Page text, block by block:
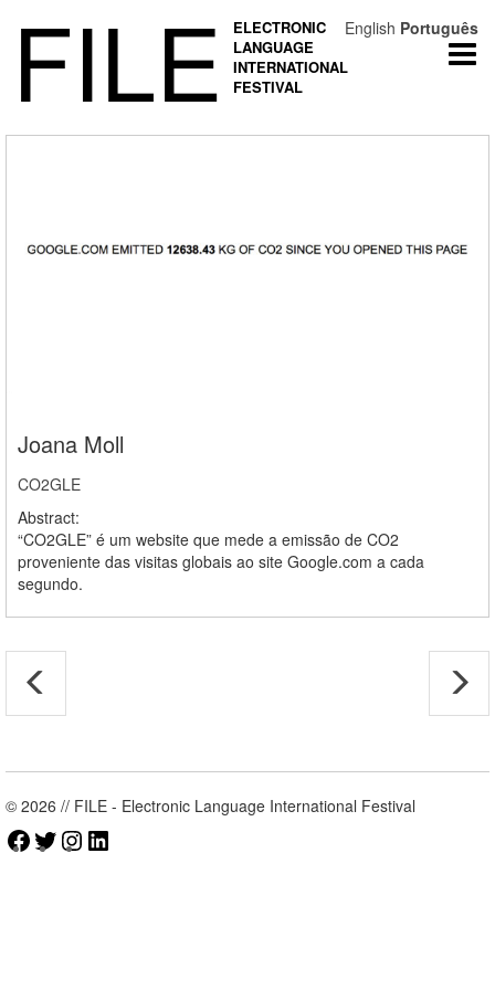
FILE
ELECTRONIC
LANGUAGE
INTERNATIONAL
FESTIVAL
Joana Moll
CO2GLE
Abstract:
“CO2GLE” é um website que mede a emissão de CO2
proveniente das visitas globais ao site Google.com a cada
segundo.
© 2026 // FILE - Electronic Language International Festival
Facebook
TwitterInstagram
English Português